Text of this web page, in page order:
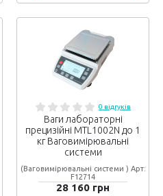
0 відгуків
Ваги лабораторні
прецизійні MTL1002N до 1
кг Ваговимірювальні
системи
(Ваговимірювальні системи ) Арт:
F12714
28 160 грн